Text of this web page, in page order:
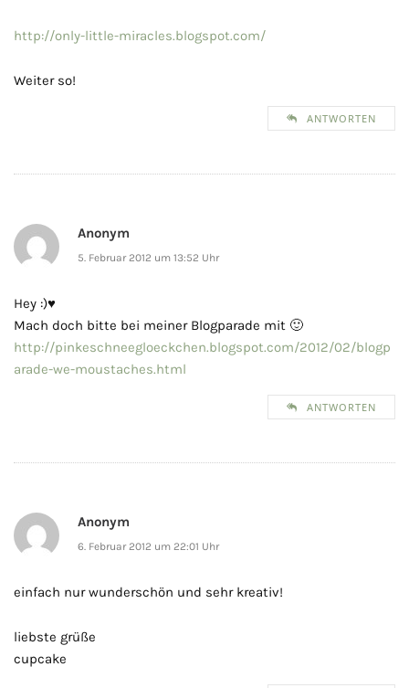
http://only-little-miracles.blogspot.com/
Weiter so!
ANTWORTEN
Anonym
5. Februar 2012 um 13:52 Uhr
Hey :)♥
Mach doch bitte bei meiner Blogparade mit 🙂
http://pinkeschneegloeckchen.blogspot.com/2012/02/blogp
arade-we-moustaches.html
ANTWORTEN
Anonym
6. Februar 2012 um 22:01 Uhr
einfach nur wunderschön und sehr kreativ!
liebste grüße
cupcake